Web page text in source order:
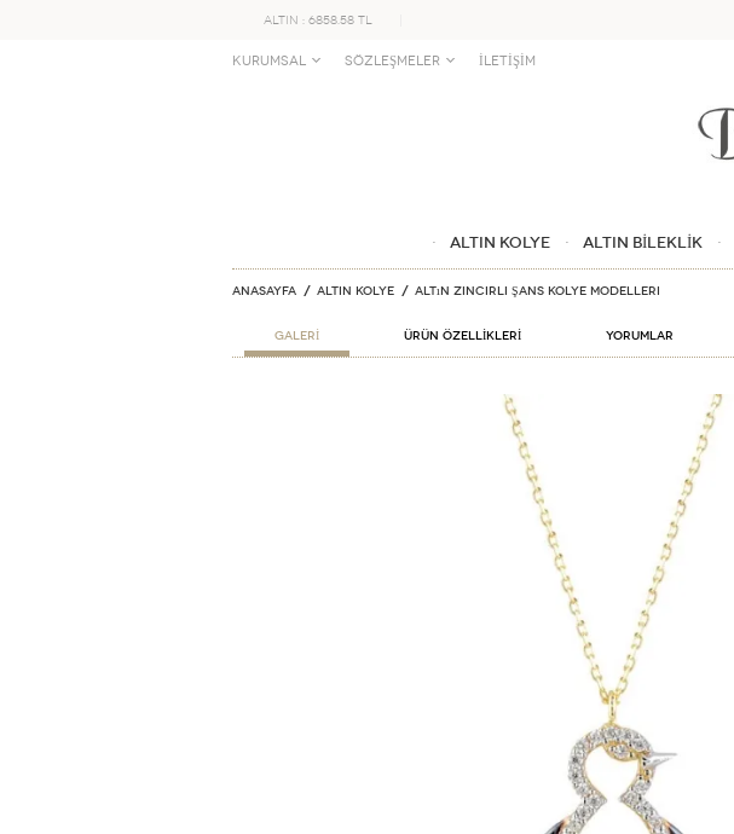
ALTIN : 6858.58 TL
KURUMSAL SÖZLEŞMELER İLETİŞİM
ALTIN KOLYE ALTIN BİLEKLİK
Anasayfa ALTIN KOLYE Altın Zincirli Şans Kolye Modelleri
GALERİ ÜRÜN ÖZELLİKLERİ Yorumlar